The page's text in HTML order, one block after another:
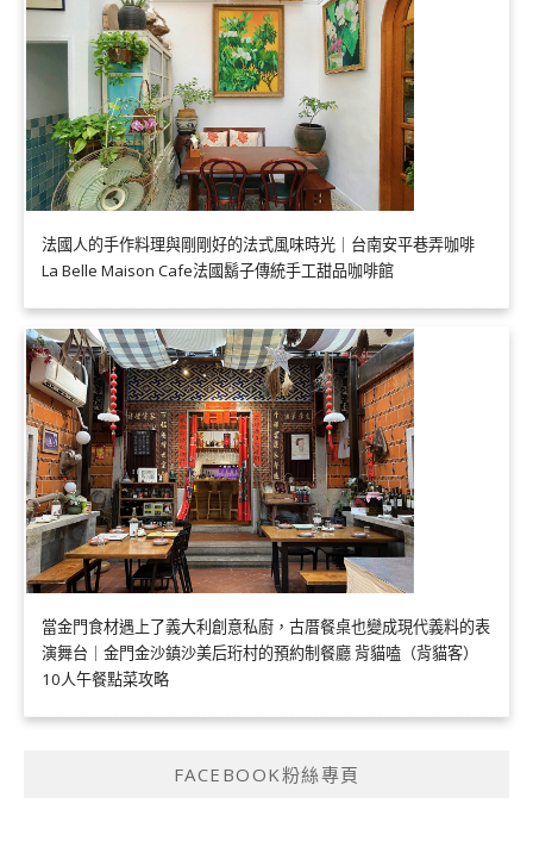
法國人的手作料理與剛剛好的法式風味時光｜台南安平巷弄咖啡
La Belle Maison Cafe法國鬍子傳統手工甜品咖啡館
當金門食材遇上了義大利創意私廚，古厝餐桌也變成現代義料的表
演舞台｜金門金沙鎮沙美后珩村的預約制餐廳 背貓嗑（背貓客）
10人午餐點菜攻略
FACEBOOK粉絲專頁